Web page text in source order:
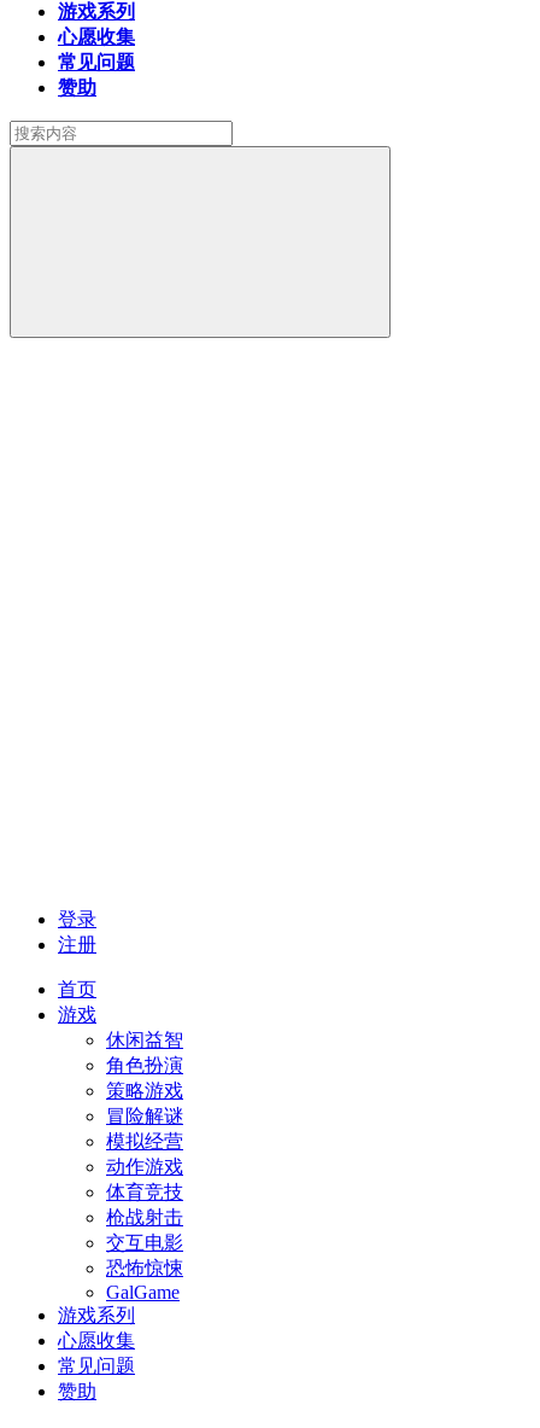
游戏系列
心愿收集
常见问题
赞助
登录
注册
首页
游戏
休闲益智
角色扮演
策略游戏
冒险解谜
模拟经营
动作游戏
体育竞技
枪战射击
交互电影
恐怖惊悚
GalGame
游戏系列
心愿收集
常见问题
赞助